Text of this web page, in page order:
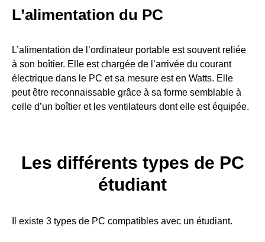
L’alimentation du PC
L’alimentation de l’ordinateur portable est souvent reliée
à son boîtier. Elle est chargée de l’arrivée du courant
électrique dans le PC et sa mesure est en Watts. Elle
peut être reconnaissable grâce à sa forme semblable à
celle d’un boîtier et les ventilateurs dont elle est équipée.
Les différents types de PC
étudiant
Il existe 3 types de PC compatibles avec un étudiant.